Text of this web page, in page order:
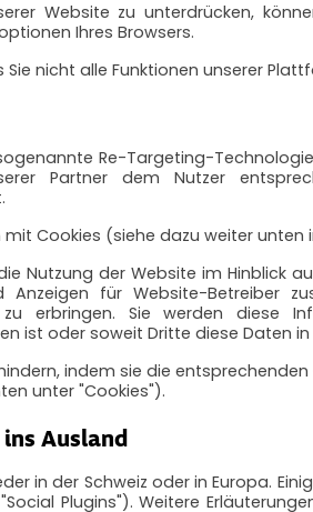
Website zu unterdrücken,
Ihres Browsers.
nicht alle Funktionen unserer
Re-Targeting-
Partner dem Nutzer
Cookies (siehe dazu weiter unten
Nutzung der Website im Hinblick
für Website-Betreiber
zu erbringen. Sie werden diese
ist oder soweit Dritte diese Daten
indem sie die
unter "Cookies").
Ausland
in der Schweiz oder in Europa.
Plugins"). Weitere